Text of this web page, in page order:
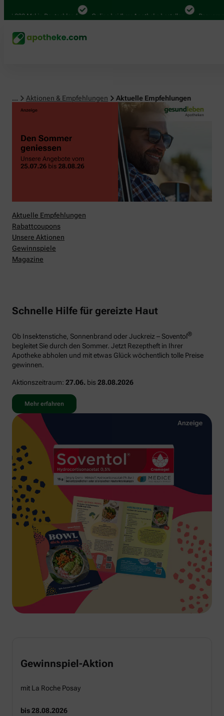
Mal in Deutschland Online bei Ihrer Apotheke bestellen Bequem
... Aktionen & Empfehlungen Aktuelle Empfehlungen
Aktuelle Empfehlungen
Rabattcoupons
Unsere Aktionen
Gewinnspiele
Magazine
Schnelle Hilfe für gereizte Haut
Ob Insektenstiche, Sonnenbrand oder Juckreiz – Soventol®
begleitet Sie durch den Sommer. Jetzt Rezeptheft in Ihrer
Apotheke abholen und mit etwas Glück wöchentlich tolle Preise
gewinnen.
Aktionszeitraum: 27.06. bis 28.08.2026
Mehr erfahren
Gewinnspiel-Aktion
mit La Roche Posay
bis 28.08.2026